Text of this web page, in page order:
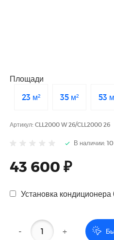
Площади
23 м²
35 м² 53
Артикул: CLL2000 W 26/CLL2000 26
В наличии: 10
43 600 ₽
Установка
- +